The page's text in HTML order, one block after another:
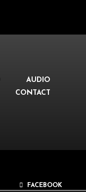
AUDIO
CONTACT
FACEBOOK